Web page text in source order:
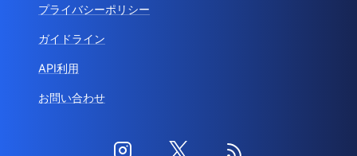
プライバシーポリシー
ガイドライン
API利用
お問い合わせ